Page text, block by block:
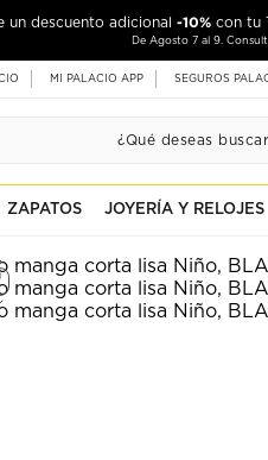
un descuento adicional -10% con tu
De Agosto 7 al 9.
MI PALACIO APP SEGUROS
ZAPATOS JOYERÍA Y RELOJES